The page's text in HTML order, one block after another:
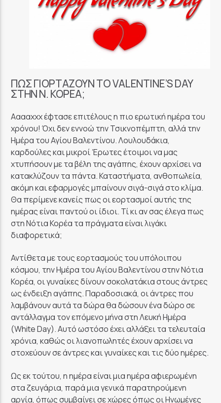
GoRadio
ΠΏΣ ΓΙΟΡΤΆΖΟΥΝ ΤΟ VALENTINE’S DAY
ΣΤΗΝ Ν. ΚΟΡΈΑ;
Ααααχχχ έφτασε επιτέλους η πιο ερωτική ημέρα του
χρόνου! Όχι δεν εννοώ την Τσικνοπέμπτη, αλλά την
Ημέρα του Αγίου Βαλεντίνου. Λουλουδάκια,
καρδούλες και μικροί Έρωτες έτοιμοι να μας
χτυπήσουν με τα βέλη της αγάπης, έχουν αρχίσει να
κατακλύζουν τα πάντα. Καταστήματα, ανθοπωλεία,
ακόμη και εφαρμογές μπαίνουν σιγά-σιγά στο κλίμα.
Θα περίμενε κανείς πως οι εορτασμοί αυτής της
ημέρας είναι παντού οι ίδιοι. Τί κι αν σας έλεγα πως
στη Νότια Κορέα τα πράγματα είναι λιγάκι
διαφορετικά;
Αντίθετα με τους εορτασμούς του υπόλοιπου
κόσμου, την Ημέρα του Αγίου Βαλεντίνου στην Νότια
Κορέα, οι γυναίκες δίνουν σοκολατάκια στους άντρες
ως ένδειξη αγάπης. Παραδοσιακά, οι άντρες που
λαμβάνουν αυτά τα δώρα θα δώσουν ένα δώρο σε
αντάλλαγμα τον επόμενο μήνα στη Λευκή Ημέρα
(White Day). Αυτό ωστόσο έχει αλλάξει τα τελευταία
χρόνια, καθώς οι λιανοπωλητές έχουν αρχίσει να
στοχεύουν σε άντρες και γυναίκες και τις δύο ημέρες.
Ως εκ τούτου, η ημέρα είναι μια ημέρα αφιερωμένη
στα ζευγάρια, παρά μια γενικά παρατηρούμενη
αργία, όπως συμβαίνει σε χώρες όπως οι Ηνωμένες